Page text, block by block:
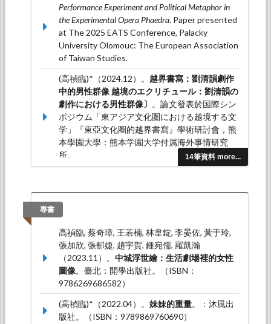
14筆資料 more...
Performance Experiment and Political Metaphor in
the Experimental Opera Phaedra. Paper presented
at The 2025 EATS Conference, Palacky
University Olomouc: The European Association
of Taiwan Studies.
(高禎臨)*（2024.12）。 越界書寫：劉清韻劇作
中的男性群像 越境のエクリチュール：劉清韻の
劇作における男性群像〕 。論文發表於国際シン
ポジウム「東アジア文化圏における越境する文
学」『東亞文化圈的越界書寫』學術研討會，熊
本學園大學：熊本学園大学付属海外事情研究
所。
文學暨曾永義院士紀念學術研討會，世新大學中
文系：世新大學中文系。
高禎臨*（2023.03）。 母職操演-李欣倫散文中
「母親書寫」的任性與韌性。論文發表於韌/任
性:2023文化研究年會暨國際學術研討會，中興
大學：文化研究學會。
高禎臨*（2021.11）。「中介」與「越界」：作
為一種文化轉譯的城市故事櫃。論文發表於2021
台灣社會學會年會－多樣性思考：跨學科與社會
專書
高禎臨, 蔡奇璋, 王若楠, 林韋錠, 李晏佐, 黃于玲,
張加欣, 張郁婕, 趙宇賀, 鍾宛儒, 羅凱瀚
（2023.11）。 中城浮世繪：生活劇場裡的女性
圖像。臺北：開學出版社。（ISBN：
9786269686582）
(高禎臨)*（2022.04）。 妹妹的重量。：沐風出
版社。（ISBN：9789869760690）